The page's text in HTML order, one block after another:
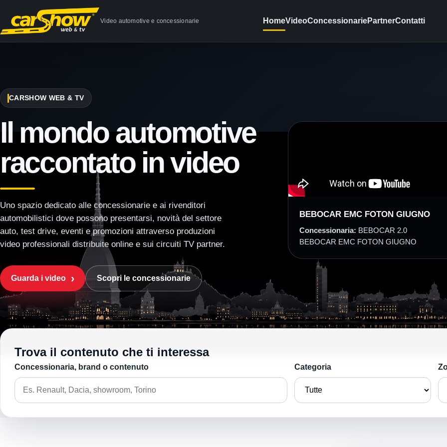
Video automotive e concessionarie HomeVideoConcessionariePartnerContatti
CARSHOW WEB & TV
Il mondo automotive
raccontato in video
Uno spazio dedicato alle concessionarie e ai rivenditori
automobilistici dove possono presentarsi, novità del settore
auto, test drive, eventi e promozioni attraverso produzioni
video professionali distribuite online e sui circuiti TV partner.
Guarda i video Scopri le concessionarie
BEBOCAR EMC FOTON GIUGNO
Concessionaria: BEBOCAR 2.0
BEBOCAR EMC FOTON GIUGNO
Trova il contenuto che ti interessa
Concessionaria, brand o contenuto Categoria